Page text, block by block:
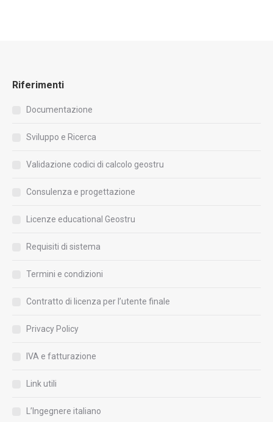
Riferimenti
Documentazione
Sviluppo e Ricerca
Validazione codici di calcolo geostru
Consulenza e progettazione
Licenze educational Geostru
Requisiti di sistema
Termini e condizioni
Contratto di licenza per l’utente finale
Privacy Policy
IVA e fatturazione
Link utili
L’Ingegnere italiano